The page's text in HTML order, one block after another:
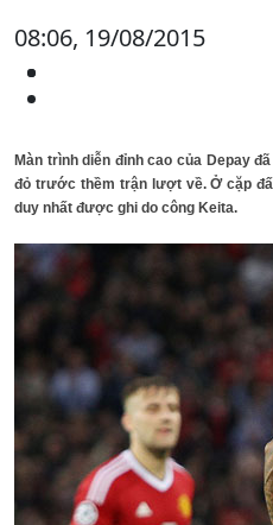
08:06, 19/08/2015
Màn trình diễn đỉnh cao của Depay
đỏ trước thềm trận lượt về. Ở cặp
duy nhất được ghi do công Keita.